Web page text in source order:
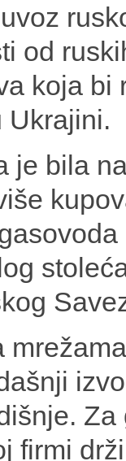
od
koja bi
Ukrajini.
je bila
firmi